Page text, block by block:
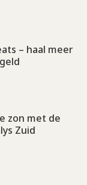
– haal meer
zon met de
Zuid